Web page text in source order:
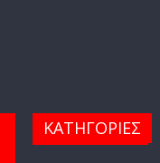
ΚΑΤΗΓΟΡΙΕΣ